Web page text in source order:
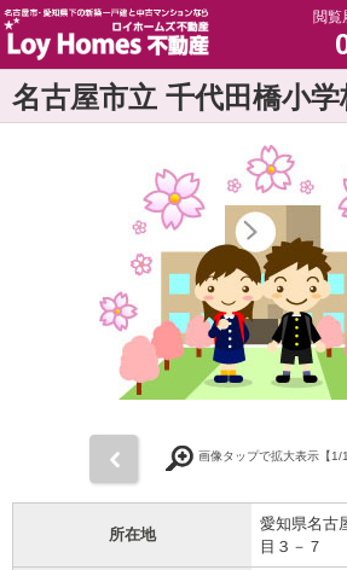
閲覧
名古屋市立 千代田橋小学
画像タップで拡大表示【1/
所在地
愛知県名古
目３－７